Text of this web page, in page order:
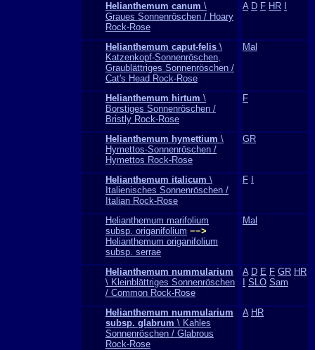
Helianthemum canum \
Graues Sonnenröschen / Hoary
Rock-Rose
A D F HR
Helianthemum caput-felis \
Katzenkopf-Sonnenröschen,
Graublättriges Sonnenröschen /
Cat's Head Rock-Rose
Mal
Helianthemum hirtum \
Borstiges Sonnenröschen /
Bristly Rock-Rose
F
Helianthemum hymettium \
Hymettos-Sonnenröschen /
Hymettos Rock-Rose
GR
Helianthemum italicum \
Italienisches Sonnenröschen /
Italian Rock-Rose
F
Helianthemum marifolium
subsp. origanifolium −−>
Helianthemum origanifolium
subsp. serrae
Mal
Helianthemum nummularium
\ Kleinblättriges Sonnenröschen
/ Common Rock-Rose
A D E F GR HR
SLO Sam
Helianthemum nummularium
subsp. glabrum \ Kahles
Sonnenröschen / Glabrous
Rock-Rose
A HR